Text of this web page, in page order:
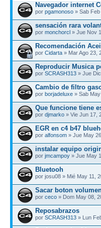
Navegador internet
por pgamonoso » Sab
sensación rara
por monchorcl » Jue Nov
Recomendación
por Cidarta » Mar Ago 23,
Reproducir Musica
por SCRASH313 » Jue
Cambio de filtro
por borjadeluxe » Sab
Que funcione tiene
por djmarko » Vie Jun 17,
EGR en c4 b47
por alfonsom » Jue May
instalar equipo
por jmcampoy » Jue May
Bluetooh
por josu08 » Mié May 11,
Sacar boton
por ceco » Dom May 08,
Reposabrazos
por SCRASH313 » Lun